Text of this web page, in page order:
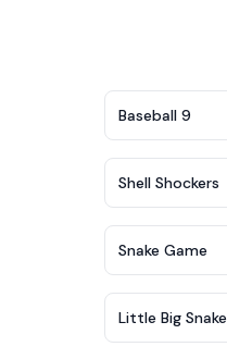
Baseball 9
Shell Shockers
Snake Game
Little Big Snake